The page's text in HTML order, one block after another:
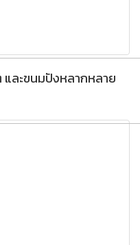
ละขนมปังหลากหลาย